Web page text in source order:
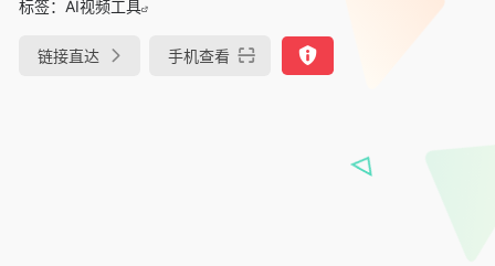
标签： AI视频工具
链接直达 手机查看